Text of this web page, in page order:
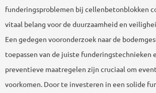
funderingsproblemen bij cellenbetonblokken
vitaal belang voor de duurzaamheid en
Een gedegen vooronderzoek naar de
toepassen van de juiste funderingstechnieken
preventieve maatregelen zijn cruciaal om
voorkomen. Door te investeren in een solide